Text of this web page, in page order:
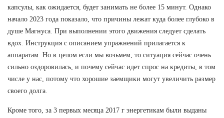
капсулы, как ожидается, будет занимать не более 15 минут. Однако
начало 2023 года показало, что причины лежат куда более глубоко в
душе Магнуса. При выполнении этого движения следует сделать
вдох. Инструкция с описанием упражнений прилагается к
аппаратам. Но в целом если мы возьмем, то ситуация сейчас очень
сильно оздоровилась, и почему сейчас идет спрос на кредиты, в том
числе у нас, потому что хорошие заемщики могут увеличить размер
своего долга.
Кроме того, за 3 первых месяца 2017 г энергетикам были выданы